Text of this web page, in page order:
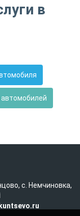
в
с. Немчиновка,